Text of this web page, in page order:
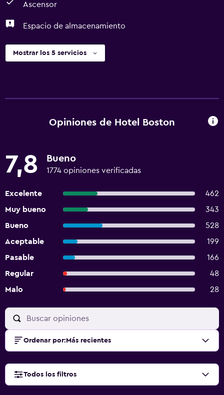
Ascensor
Espacio de almacenamiento
Mostrar los 5 servicios
Opiniones de Hotel Boston
7,8 Bueno
1774 opiniones verificadas
Excelente
462
Muy bueno
343
Bueno
528
Aceptable
199
Pasable
166
Regular
48
Malo
28
Ordenar por: Más recientes
Todos los filtros